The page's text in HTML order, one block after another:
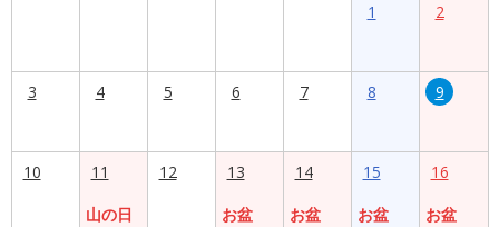
1 2
3 4 5 6 7 8 9
10
11
山の日
12
13
お盆
14
お盆
15
お盆
16
お盆